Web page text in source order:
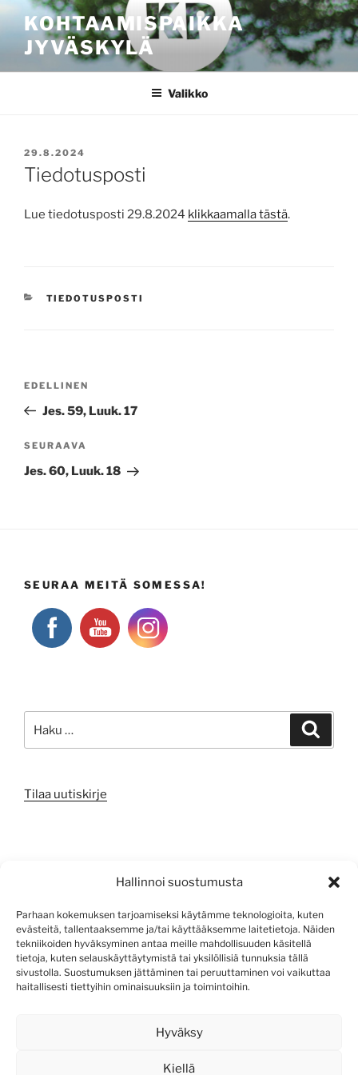
Hallinnoi suostumusta
Parhaan kokemuksen tarjoamiseksi käytämme teknologioita, kuten
evästeitä, tallentaaksemme ja/tai käyttääksemme laitetietoja. Näiden
tekniikoiden hyväksyminen antaa meille mahdollisuuden käsitellä
tietoja, kuten selauskäyttäytymistä tai yksilöllisiä tunnuksia tällä
sivustolla. Suostumuksen jättäminen tai peruuttaminen voi vaikuttaa
haitallisesti tiettyihin ominaisuuksiin ja toimintoihin.
Hyväksy
Kiellä
sisältöönKOHTAAMISPAIKKA
JYVÄSKYLÄ
Valikko
JULKAISTU
29.8.2024
Tiedotusposti
Lue tiedotusposti 29.8.2024 klikkaamalla tästä.
KATEGORIAT
TIEDOTUSPOSTI
Edellinen
artikkeli
EDELLINEN
Jes. 59, Luuk. 17
Seuraava
artikkeli
SEURAAVA
Jes. 60, Luuk. 18
SEURAA MEITÄ SOMESSA!
Tilaa uutiskirje
Sisältösyöte
Kommenttisyöte